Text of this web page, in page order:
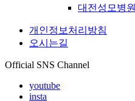
대전성모병원
개인정보처리방침
오시는길
Official SNS Channel
youtube
insta